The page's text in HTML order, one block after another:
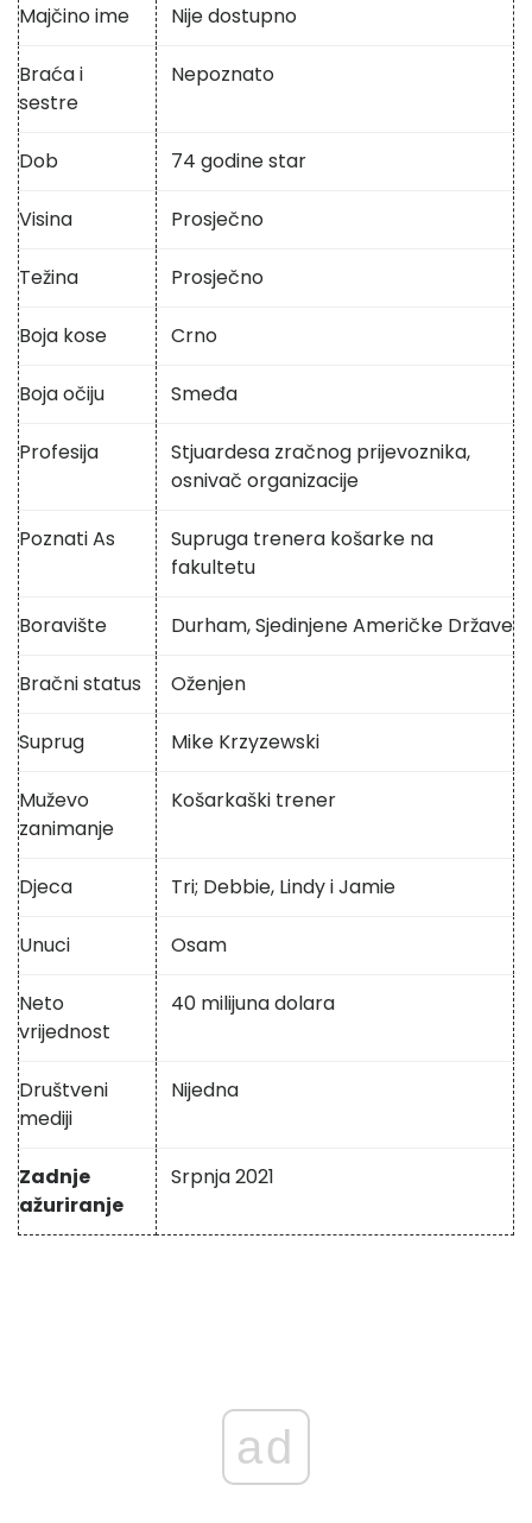
Majčino ime Nije dostupno
Braća i
sestre
Nepoznato
Dob 74 godine star
Visina Prosječno
Težina Prosječno
Boja kose Crno
Boja očiju Smeđa
Profesija
Stjuardesa zračnog prijevoznika,
osnivač organizacije
Poznati As
Supruga trenera košarke na
fakultetu
Boravište Durham, Sjedinjene Američke Države
Bračni status Oženjen
Suprug Mike Krzyzewski
Muževo
zanimanje
Košarkaški trener
Djeca Tri; Debbie, Lindy i Jamie
Unuci Osam
Neto
vrijednost
40 milijuna dolara
Društveni
mediji
Nijedna
Zadnje
ažuriranje
Srpnja 2021
ad